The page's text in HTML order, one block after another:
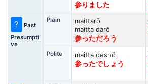
参りました
?
Past
Presumpti
ve
Plain
maittarō
maitta darō
参っただろう
Polite
maitta deshō
参ったでしょう